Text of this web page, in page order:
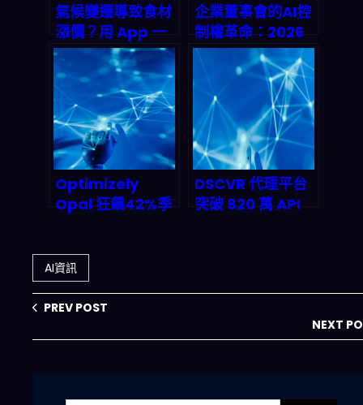
氣候變遷導致食材
漲價？用 App 一
鍵生成完美三餸一
湯，輕鬆省錢又不
浪費！
企業董事會的AI控
制權革命：2026
決策治理完整指南
Optimizely
Opal 狂飆42%季
企業自動化遊戲規
則？
DSCVR 代理平台
突破 820 萬 API
AI資訊
PREV POST
NEXT